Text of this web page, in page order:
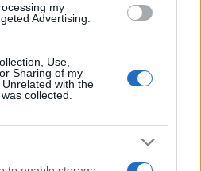
my
Advertising.
Use,
Sharing of my
with the
collected.